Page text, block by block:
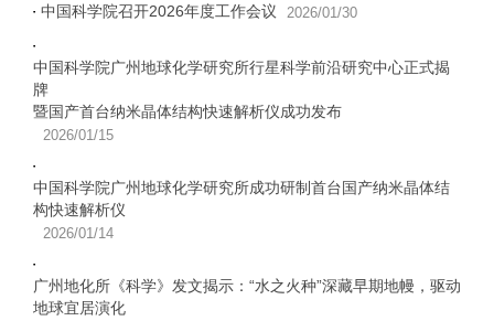
中国科学院召开2026年度工作会议 2026/01/30
中国科学院广州地球化学研究所行星科学前沿研究中心正式揭
牌
暨国产首台纳米晶体结构快速解析仪成功发布
2026/01/15
中国科学院广州地球化学研究所成功研制首台国产纳米晶体结
构快速解析仪
2026/01/14
广州地化所《科学》发文揭示：“水之火种”深藏早期地幔，驱动
地球宜居演化